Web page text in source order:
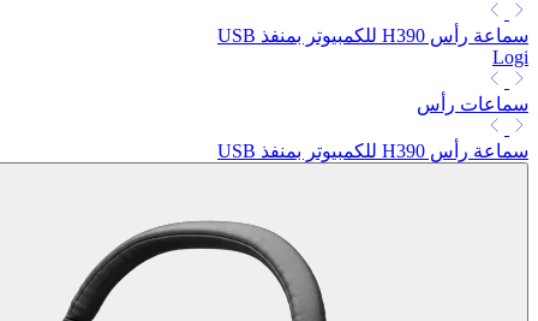
سماعة رأس H390 للكمبيوتر بمنفذ USB
Logi
سماعات رأس
سماعة رأس H390 للكمبيوتر بمنفذ USB